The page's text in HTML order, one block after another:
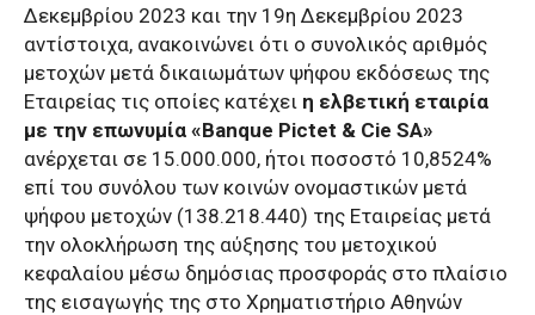
Δεκεμβρίου 2023 και την 19η Δεκεμβρίου 2023
αντίστοιχα, ανακοινώνει ότι ο συνολικός αριθμός
μετοχών μετά δικαιωμάτων ψήφου εκδόσεως της
Εταιρείας τις οποίες κατέχει η ελβετική εταιρία
με την επωνυμία «Banque Pictet & Cie SA»
ανέρχεται σε 15.000.000, ήτοι ποσοστό 10,8524%
επί του συνόλου των κοινών ονομαστικών μετά
ψήφου μετοχών (138.218.440) της Εταιρείας μετά
την ολοκλήρωση της αύξησης του μετοχικού
κεφαλαίου μέσω δημόσιας προσφοράς στο πλαίσιο
της εισαγωγής της στο Χρηματιστήριο Αθηνών